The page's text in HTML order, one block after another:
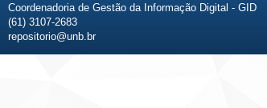
Coordenadoria de Gestão da Informação Digital - GID
(61) 3107-2683
repositorio@unb.br